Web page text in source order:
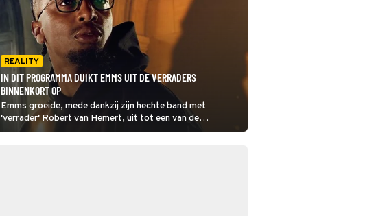
REALITY
IN DIT PROGRAMMA DUIKT EMMS UIT DE VERRADERS
BINNENKORT OP
Emms groeide, mede dankzij zijn hechte band met
'verrader' Robert van Hemert, uit tot een van de
smaakmakers van het afgelopen seizoen van De